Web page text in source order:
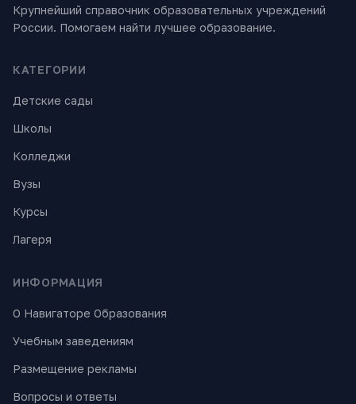
Крупнейший справочник образовательных учреждений
России. Помогаем найти лучшее образование.
КАТЕГОРИИ
Детские сады
Школы
Колледжи
Вузы
Курсы
Лагеря
ИНФОРМАЦИЯ
О Навигаторе Образования
Учебным заведениям
Размещение рекламы
Вопросы и ответы